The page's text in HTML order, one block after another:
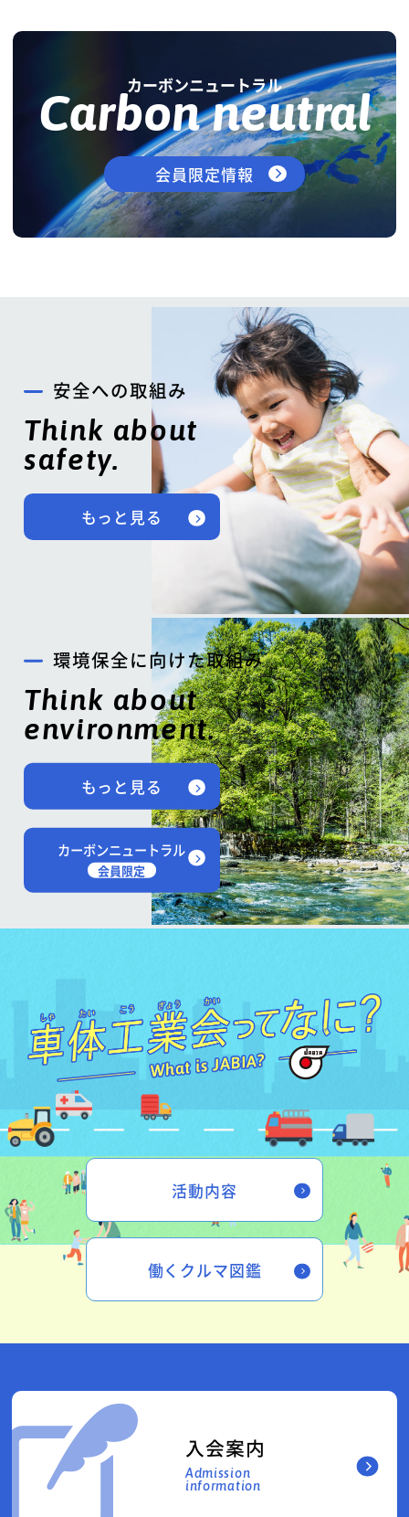
カーボンニュートラル
Carbon neutral
会員限定情報
安全への取組み
Think about
safety.
もっと見る
環境保全に向けた取組み
Think about
environment.
もっと見る
カーボンニュートラル
会員限定
活動内容
働くクルマ図鑑
入会案内
Admission
information